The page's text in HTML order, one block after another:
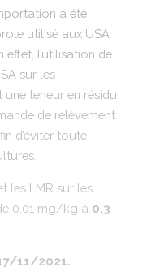
a été
utilisé aux USA
effet, l’utilisation de
sur les
une teneur en résidu
de relèvement
d’éviter toute
les LMR sur les
0,01 mg/kg à 0,3
11/2021.